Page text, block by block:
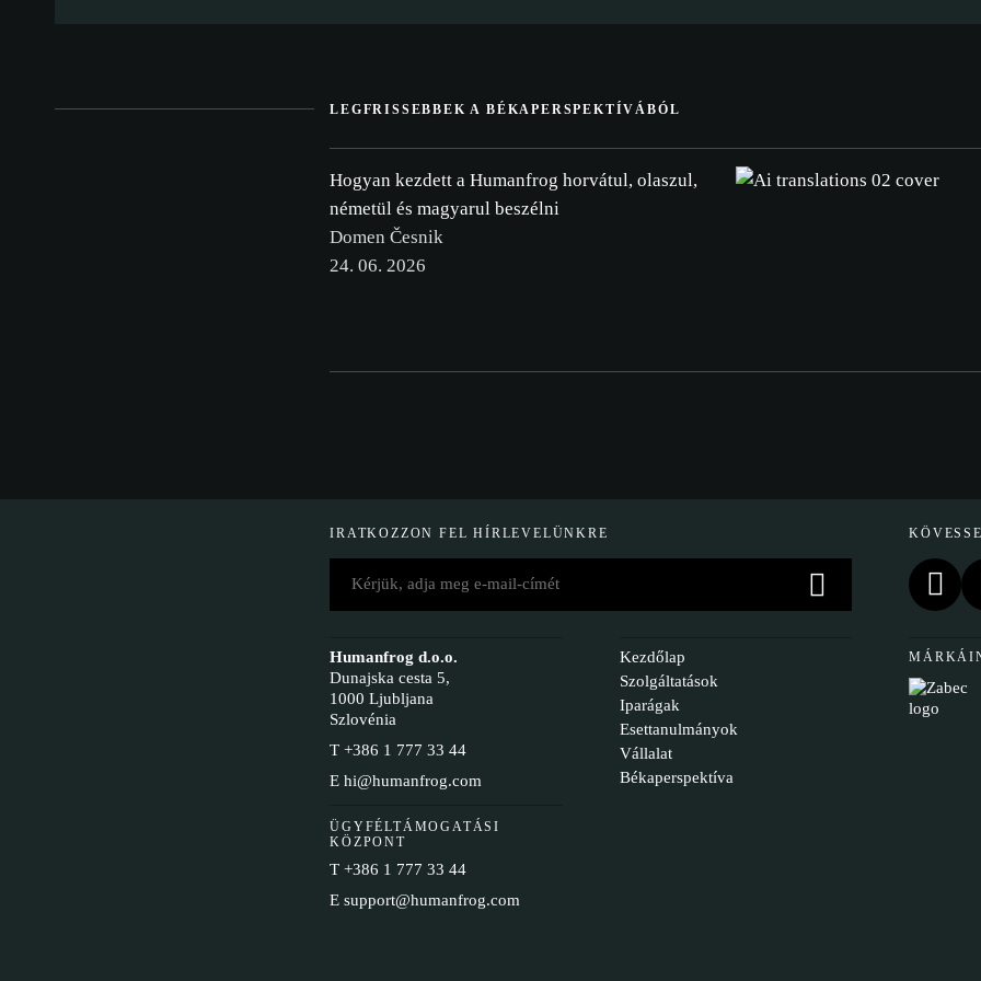
LEGFRISSEBBEK A BÉKAPERSPEKTÍVÁBÓL
Hogyan kezdett a Humanfrog horvátul, olaszul,
németül és magyarul beszélni
Domen Česnik
24. 06. 2026
IRATKOZZON FEL HÍRLEVELÜNKRE
Humanfrog d.o.o.
Dunajska cesta 5,
1000 Ljubljana
Szlovénia
T+386 1 777 33 44
Ehi@humanfrog.com
ÜGYFÉLTÁMOGATÁSI
KÖZPONT
T+386 1 777 33 44
Esupport@humanfrog.com
Kezdőlap
Szolgáltatások
Iparágak
Esettanulmányok
Vállalat
Békaperspektíva
szabályzatot.